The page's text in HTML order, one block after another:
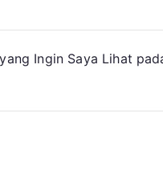
Ingin Saya Lihat